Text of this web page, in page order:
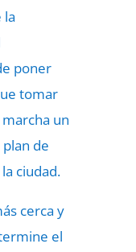
la
poner
tomar
un
de
ciudad.
cerca y
el